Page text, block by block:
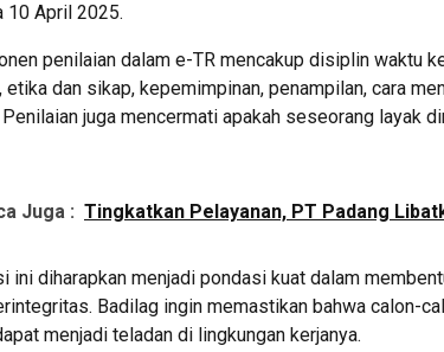
10 April 2025.
penilaian dalam e-TR mencakup disiplin waktu
etika dan sikap, kepemimpinan, penampilan, cara
Penilaian juga mencermati apakah seseorang layak
Juga : Tingkatkan Pelayanan, PT Padang
ini diharapkan menjadi pondasi kuat dalam
Badilag ingin memastikan bahwa calon-
menjadi teladan di lingkungan kerjanya.